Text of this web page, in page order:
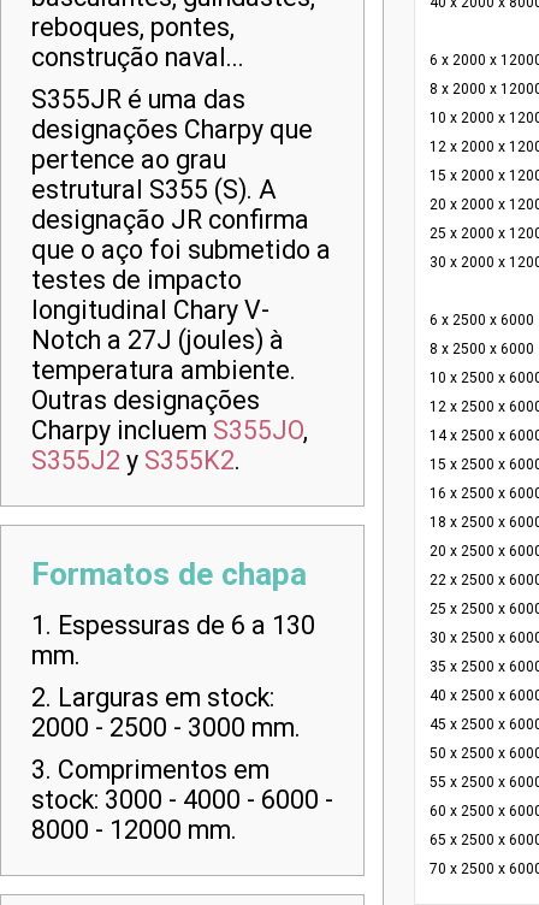
reboques, pontes,
construção naval...
S355JR é uma das
designações Charpy que
pertence ao grau
estrutural S355 (S). A
designação JR confirma
que o aço foi submetido a
testes de impacto
longitudinal Chary V-
Notch a 27J (joules) à
temperatura ambiente.
Outras designações
Charpy incluem S355JO,
S355J2 y S355K2.
6 x 2000 x
8 x 2000 x
10 x 2000 x
12 x 2000 x
15 x 2000 x
20 x 2000 x
25 x 2000 x
30 x 2000 x
6 x 2500 x 6000
8 x 2500 x 6000
10 x 2500 x
12 x 2500 x
14 x 2500 x
15 x 2500 x
16 x 2500 x
18 x 2500 x
20 x 2500 x
22 x 2500 x
25 x 2500 x
30 x 2500 x
35 x 2500 x
40 x 2500 x
45 x 2500 x
50 x 2500 x
55 x 2500 x
60 x 2500 x
65 x 2500 x
70 x 2500 x
Formatos de chapa
1. Espessuras de 6 a 130
mm.
2. Larguras em stock:
2000 - 2500 - 3000 mm.
3. Comprimentos em
stock: 3000 - 4000 - 6000 -
8000 - 12000 mm.